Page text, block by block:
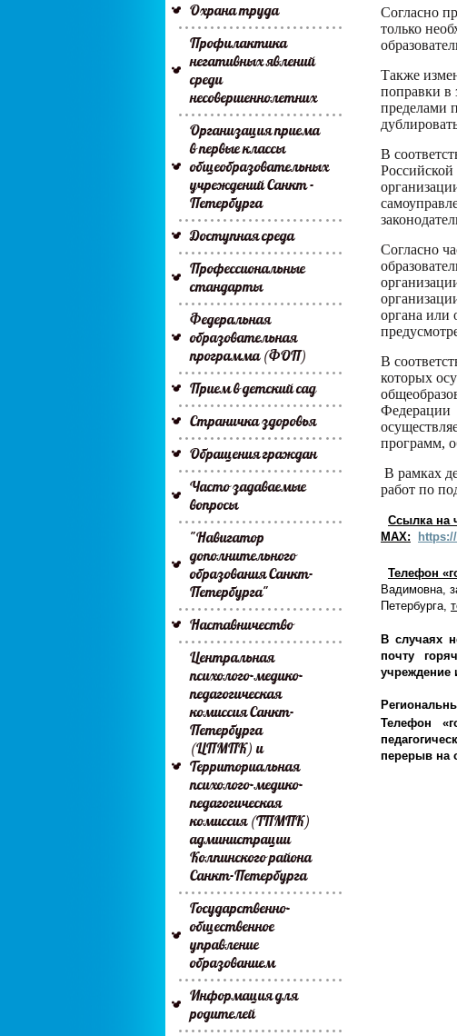
Согласно
только
Также
поправки в
пределами
В
Российской
Согласно
органа или
В
которых
Федерации
программ,
В рамках
работ по
Ссылка на
МАХ:
Телефон
Вадимовна,
Петербурга,
В случаях
почту
учреждение
Телефон
перерыв на
Охрана труда
Профилактика
негативных явлений
среди
несовершеннолетних
Организация приема
в первые классы
общеобразовательных
учреждений Санкт -
Петербурга
Доступная среда
Профессиональные
стандарты
Федеральная
образовательная
программа (ФОП)
Прием в детский сад
Страничка здоровья
Обращения граждан
Часто задаваемые
вопросы
"Навигатор
дополнительного
образования Санкт-
Петербурга"
Наставничество
Центральная
психолого-медико-
педагогическая
комиссия Санкт-
Петербурга
(ЦПМПК) и
Территориальная
психолого-медико-
педагогическая
комиссия (ТПМПК)
администрации
Колпинского района
Санкт-Петербурга
Государственно-
общественное
управление
образованием
Информация для
родителей